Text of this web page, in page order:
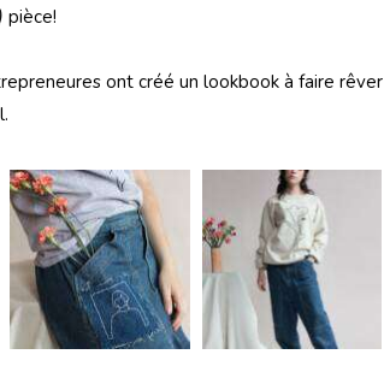
pièce!
ont créé un lookbook à faire rêver